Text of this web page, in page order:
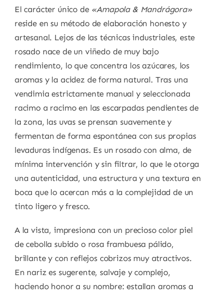
El carácter único de «Amapola & Mandrágora»
reside en su método de elaboración honesto y
artesanal. Lejos de las técnicas industriales, este
rosado nace de un viñedo de muy bajo
rendimiento, lo que concentra los azúcares, los
aromas y la acidez de forma natural. Tras una
vendimia estrictamente manual y seleccionada
racimo a racimo en las escarpadas pendientes de
la zona, las uvas se prensan suavemente y
fermentan de forma espontánea con sus propias
levaduras indígenas. Es un rosado con alma, de
mínima intervención y sin filtrar, lo que le otorga
una autenticidad, una estructura y una textura en
boca que lo acercan más a la complejidad de un
tinto ligero y fresco.
A la vista, impresiona con un precioso color piel
de cebolla subido o rosa frambuesa pálido,
brillante y con reflejos cobrizos muy atractivos.
En nariz es sugerente, salvaje y complejo,
haciendo honor a su nombre: estallan aromas a